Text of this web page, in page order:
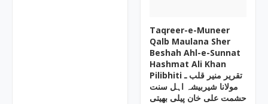
Taqreer-e-Muneer
Qalb Maulana Sher
Beshah Ahl-e-Sunnat
Hashmat Ali Khan
Pilibhiti تقریر منیر قلب ـ
مولانا شیربیشہ اہل سنت
حشمت علی خان پیلی بھیتی